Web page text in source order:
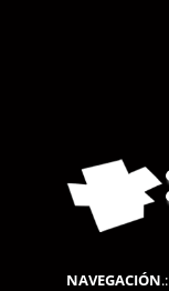
NAVEGACIÓN.: